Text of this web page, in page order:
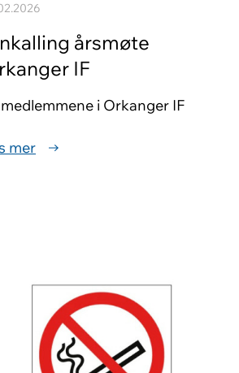
årsmøte
IF
i Orkanger IF
mer